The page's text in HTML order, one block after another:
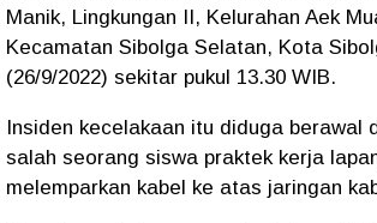
Manik, Lingkungan II, Kelurahan Aek
Kecamatan Sibolga Selatan, Kota
(26/9/2022) sekitar pukul 13.30 WIB.
Insiden kecelakaan itu diduga berawal
salah seorang siswa praktek kerja
melemparkan kabel ke atas jaringan